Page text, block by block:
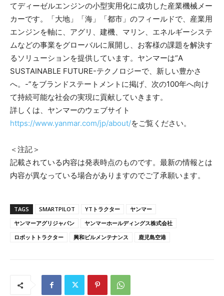
てディーゼルエンジンの小型実用化に成功した産業機械メー
カーです。「大地」「海」「都市」のフィールドで、産業用
エンジンを軸に、アグリ、建機、マリン、エネルギーシステ
ムなどの事業をグローバルに展開し、お客様の課題を解決す
るソリューションを提供しています。ヤンマーは“A
SUSTAINABLE FUTURE-テクノロジーで、新しい豊かさ
へ。-”をブランドステートメントに掲げ、次の100年へ向け
て持続可能な社会の実現に貢献していきます。
詳しくは、ヤンマーのウェブサイト
https://www.yanmar.com/jp/about/をご覧ください。
＜注記＞
記載されている内容は発表時点のものです。最新の情報とは
内容が異なっている場合がありますのでご了承願います。
TAGS SMARTPILOT YTトラクター
ヤンマー
ヤンマーアグリジャパン
ヤンマーホールディングス株式会社
ロボットトラクター
興和ビルメンテナンス 鹿児島空港